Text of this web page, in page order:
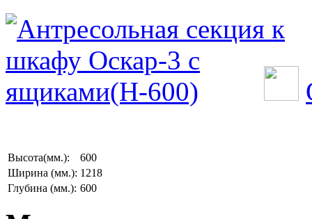
Высота(мм.):
600
Ширина (мм.): 1218
Глубина (мм.): 600